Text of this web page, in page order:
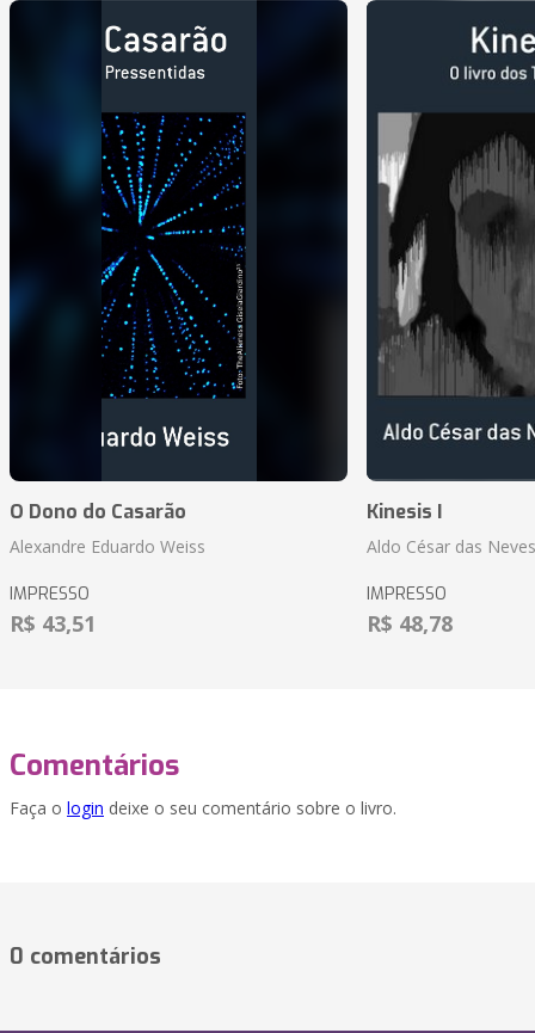
O Dono do Casarão
Alexandre Eduardo Weiss
IMPRESSO
R$ 43,51
Kinesis I
Aldo César das
IMPRESSO
R$ 48,78
Comentários
Faça o login deixe o seu comentário sobre o livro.
0 comentários